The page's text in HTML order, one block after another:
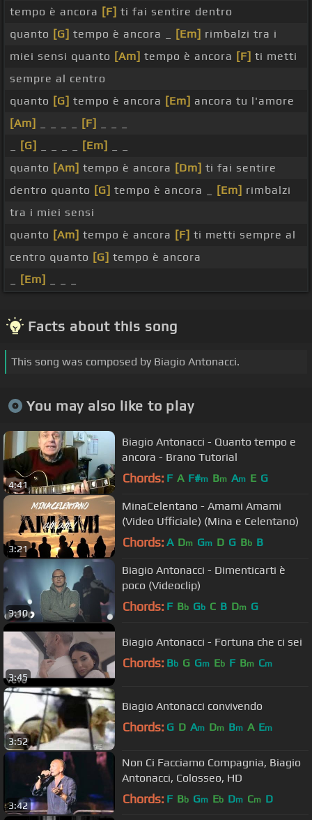
tempo è ancora [F] ti fai sentire dentro
quanto [G] tempo è ancora _ [Em] rimbalzi tra i
miei sensi quanto [Am] tempo è ancora [F] ti metti
sempre al centro
quanto [G] tempo è ancora [Em] ancora tu l'amore
[Am]
[F]
[G] [Em]
quanto [Am] tempo è ancora [Dm] ti fai sentire
dentro quanto [G] tempo è ancora _ [Em] rimbalzi
tra i miei sensi
quanto [Am] tempo è ancora [F] ti metti sempre al
centro quanto [G] tempo è ancora
[Em]
Facts about this song
This song was composed by Biagio Antonacci.
You may also like to play
4:41
Biagio Antonacci - Quanto tempo e
ancora - Brano Tutorial
Chords: F A F#m Bm Am E G
3:21
MinaCelentano - Amami Amami
(Video Ufficiale) (Mina e Celentano)
Chords: A Dm Gm D G Bb B
3:10
Biagio Antonacci - Dimenticarti è
poco (Videoclip)
Chords: F Bb Gb C B Dm G
3:45
Biagio Antonacci - Fortuna che ci sei
Chords: Bb G Gm Eb F Bm Cm
3:52
Biagio Antonacci convivendo
Chords: G D Am Dm Bm A Em
3:42
Non Ci Facciamo Compagnia, Biagio
Antonacci, Colosseo, HD
Chords: F Bb Gm Eb Dm Cm D